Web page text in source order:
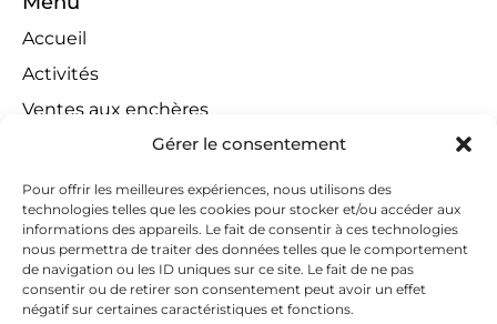
Gérer le consentement
Pour offrir les meilleures expériences, nous utilisons des
technologies telles que les cookies pour stocker et/ou accéder aux
informations des appareils. Le fait de consentir à ces technologies
nous permettra de traiter des données telles que le comportement
de navigation ou les ID uniques sur ce site. Le fait de ne pas
consentir ou de retirer son consentement peut avoir un effet
négatif sur certaines caractéristiques et fonctions.
Accueil
Activités
Ventes aux enchères
Compétences territoriales
Jeux concours
Liens
Contact
Contactez-nous